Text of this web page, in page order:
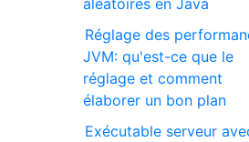
Réglage des
JVM: qu'est-ce que le
réglage et comment
élaborer un bon plan
Exécutable serveur